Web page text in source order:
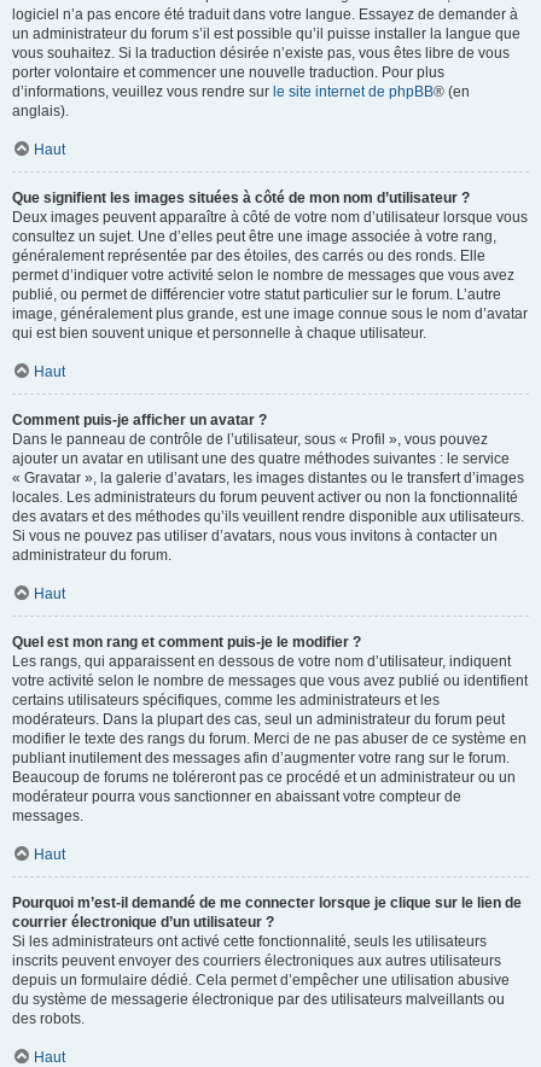
logiciel n’a pas encore été traduit dans votre langue. Essayez de demander à
un administrateur du forum s’il est possible qu’il puisse installer la langue que
vous souhaitez. Si la traduction désirée n’existe pas, vous êtes libre de vous
porter volontaire et commencer une nouvelle traduction. Pour plus
d’informations, veuillez vous rendre sur le site internet de phpBB® (en
anglais).
Haut
Que signifient les images situées à côté de mon nom d’utilisateur ?
Deux images peuvent apparaître à côté de votre nom d’utilisateur lorsque vous
consultez un sujet. Une d’elles peut être une image associée à votre rang,
généralement représentée par des étoiles, des carrés ou des ronds. Elle
permet d’indiquer votre activité selon le nombre de messages que vous avez
publié, ou permet de différencier votre statut particulier sur le forum. L’autre
image, généralement plus grande, est une image connue sous le nom d’avatar
qui est bien souvent unique et personnelle à chaque utilisateur.
Haut
Comment puis-je afficher un avatar ?
Dans le panneau de contrôle de l’utilisateur, sous « Profil », vous pouvez
ajouter un avatar en utilisant une des quatre méthodes suivantes : le service
« Gravatar », la galerie d’avatars, les images distantes ou le transfert d’images
locales. Les administrateurs du forum peuvent activer ou non la fonctionnalité
des avatars et des méthodes qu’ils veuillent rendre disponible aux utilisateurs.
Si vous ne pouvez pas utiliser d’avatars, nous vous invitons à contacter un
administrateur du forum.
Haut
Quel est mon rang et comment puis-je le modifier ?
Les rangs, qui apparaissent en dessous de votre nom d’utilisateur, indiquent
votre activité selon le nombre de messages que vous avez publié ou identifient
certains utilisateurs spécifiques, comme les administrateurs et les
modérateurs. Dans la plupart des cas, seul un administrateur du forum peut
modifier le texte des rangs du forum. Merci de ne pas abuser de ce système en
publiant inutilement des messages afin d’augmenter votre rang sur le forum.
Beaucoup de forums ne toléreront pas ce procédé et un administrateur ou un
modérateur pourra vous sanctionner en abaissant votre compteur de
messages.
Haut
Pourquoi m’est-il demandé de me connecter lorsque je clique sur le lien de
courrier électronique d’un utilisateur ?
Si les administrateurs ont activé cette fonctionnalité, seuls les utilisateurs
inscrits peuvent envoyer des courriers électroniques aux autres utilisateurs
depuis un formulaire dédié. Cela permet d’empêcher une utilisation abusive
du système de messagerie électronique par des utilisateurs malveillants ou
des robots.
Haut